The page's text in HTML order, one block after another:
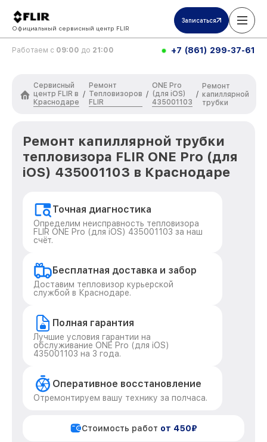
Официальный сервисный центр FLIR
Записаться
Работаем с 09:00 до 21:00 +7 (861) 299-37-61
Сервисный
центр FLIR в
Краснодаре
/
Ремонт
Тепловизоров
FLIR
/
ONE Pro
(для iOS)
435001103
/
Ремонт
капиллярной
трубки
Ремонт капиллярной трубки
тепловизора FLIR ONE Pro (для
iOS) 435001103 в Краснодаре
Точная диагностика
Определим неисправность тепловизора
FLIR ONE Pro (для iOS) 435001103 за наш
счёт.
Бесплатная доставка и забор
Доставим тепловизор курьерской
службой в Краснодаре.
Полная гарантия
Лучшие условия гарантии на
обслуживание ONE Pro (для iOS)
435001103 на 3 года.
Оперативное восстановление
Отремонтируем вашу технику за полчаса.
Стоимость работ от 450₽